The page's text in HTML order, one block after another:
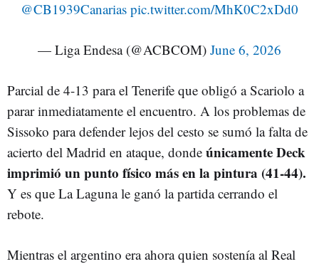
@CB1939Canarias pic.twitter.com/MhK0C2xDd0
— Liga Endesa (@ACBCOM) June 6, 2026
Parcial de 4-13 para el Tenerife que obligó a Scariolo a
parar inmediatamente el encuentro. A los problemas de
Sissoko para defender lejos del cesto se sumó la falta de
acierto del Madrid en ataque, donde únicamente Deck
imprimió un punto físico más en la pintura (41-44).
Y es que La Laguna le ganó la partida cerrando el
rebote.
Mientras el argentino era ahora quien sostenía al Real